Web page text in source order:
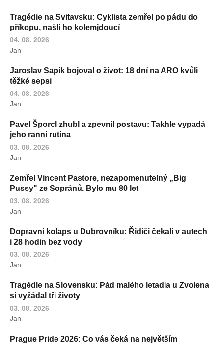
Tragédie na Svitavsku: Cyklista zemřel po pádu do
příkopu, našli ho kolemjdoucí
04. 08. 2026
Jan
Jaroslav Sapík bojoval o život: 18 dní na ARO kvůli
těžké sepsi
04. 08. 2026
Jan
Pavel Šporcl zhubl a zpevnil postavu: Takhle vypadá
jeho ranní rutina
03. 08. 2026
Jan
Zemřel Vincent Pastore, nezapomenutelný „Big
Pussy" ze Sopránů. Bylo mu 80 let
03. 08. 2026
Jan
Dopravní kolaps u Dubrovníku: Řidiči čekali v autech
i 28 hodin bez vody
03. 08. 2026
Jan
Tragédie na Slovensku: Pád malého letadla u Zvolena
si vyžádal tři životy
03. 08. 2026
Jan
Prague Pride 2026: Co vás čeká na největším